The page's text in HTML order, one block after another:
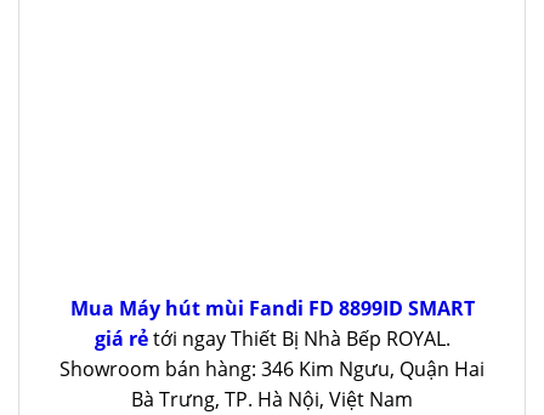
Mua Máy hút mùi Fandi FD 8899ID SMART
giá rẻtới ngay Thiết Bị Nhà Bếp ROYAL.
Showroom bán hàng: 346 Kim Ngưu, Quận Hai
Bà Trưng, TP. Hà Nội, Việt Nam